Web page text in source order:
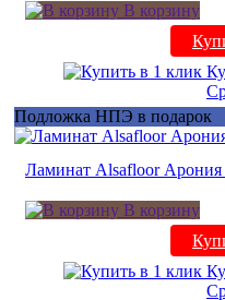
В корзину
Подложка НПЭ в подарок
Ламинат Alsafloor Арония
В корзину